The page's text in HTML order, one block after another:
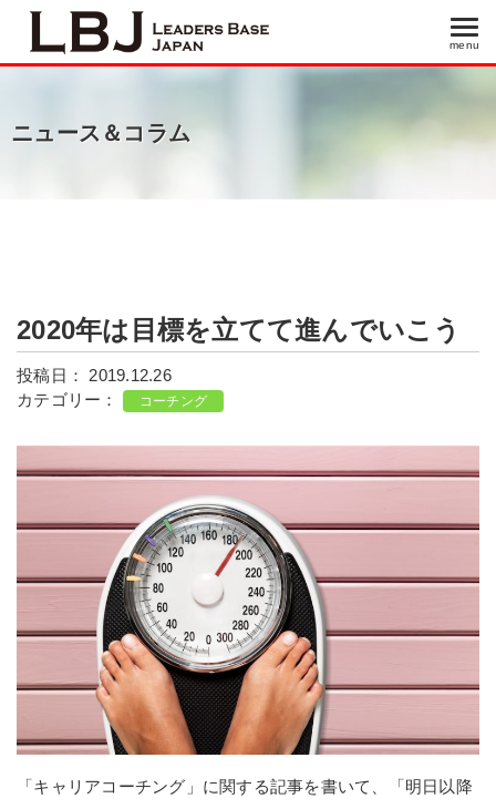
menu
menu
ニュース＆コラム
2020年は目標を立てて進んでいこう
投稿日： 2019.12.26
カテゴリー：
コーチング
「キャリアコーチング」に関する記事を書いて、「明日以降